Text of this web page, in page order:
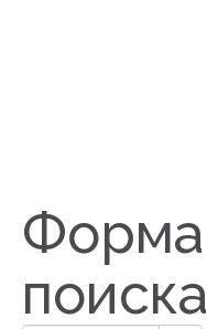
Форма
поиска